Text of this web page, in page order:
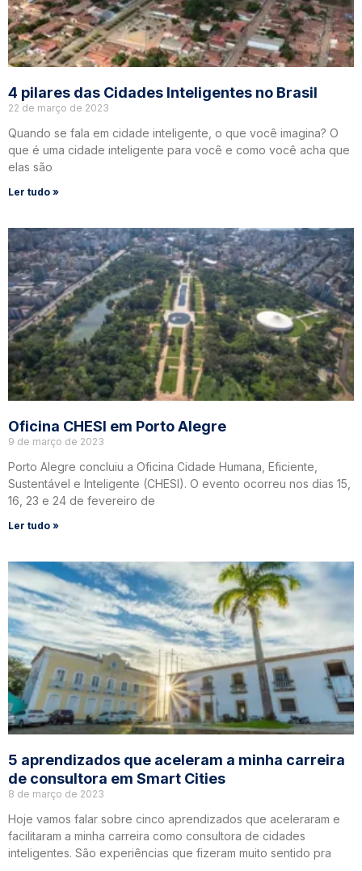
4 pilares das Cidades Inteligentes no Brasil
22 de março de 2023
Quando se fala em cidade inteligente, o que você imagina? O
que é uma cidade inteligente para você e como você acha que
elas são
Ler tudo »
Oficina CHESI em Porto Alegre
9 de março de 2023
Porto Alegre concluiu a Oficina Cidade Humana, Eficiente,
Sustentável e Inteligente (CHESI). O evento ocorreu nos dias 15,
16, 23 e 24 de fevereiro de
Ler tudo »
5 aprendizados que aceleram a minha carreira
de consultora em Smart Cities
8 de março de 2023
Hoje vamos falar sobre cinco aprendizados que aceleraram e
facilitaram a minha carreira como consultora de cidades
inteligentes. São experiências que fizeram muito sentido pra